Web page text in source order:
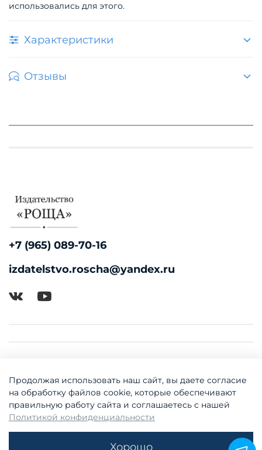
использовались для этого.
Характеристики
Отзывы
+7 (965) 089-70-16
izdatelstvo.roscha@yandex.ru
Продолжая использовать наш сайт, вы даете согласие
на обработку файлов cookie, которые обеспечивают
правильную работу сайта и соглашаетесь с нашей
Политикой конфиденциальности
Хорошо